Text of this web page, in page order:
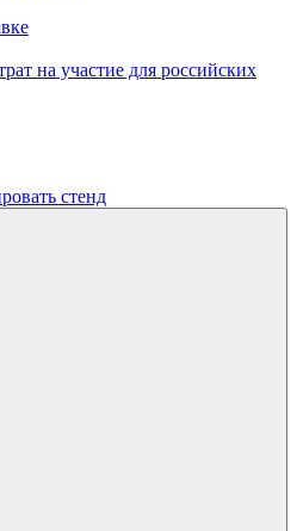
на участие для российских
стенд